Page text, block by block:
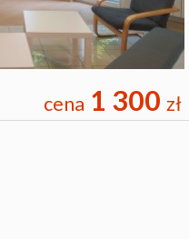
cena 1 300 zł